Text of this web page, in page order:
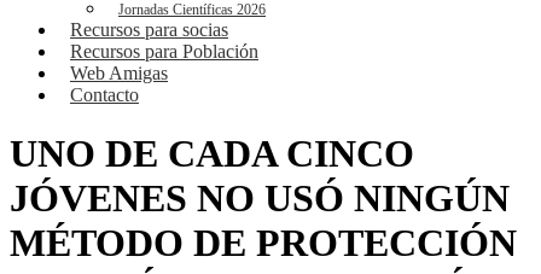
Jornadas Científicas 2026
Recursos para socias
Recursos para Población
Web Amigas
Contacto
UNO DE CADA CINCO
JÓVENES NO USÓ NINGÚN
MÉTODO DE PROTECCIÓN